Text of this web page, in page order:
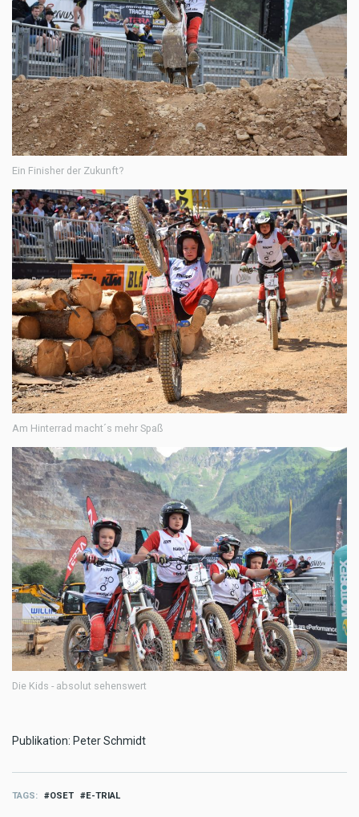
Ein Finisher der Zukunft?
Am Hinterrad macht´s mehr Spaß
Die Kids - absolut sehenswert
Publikation: Peter Schmidt
TAGS OSET E-TRIAL